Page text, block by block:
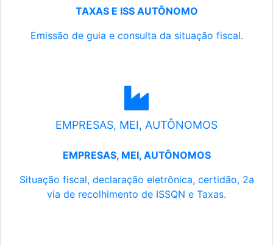
TAXAS E ISS AUTÔNOMO
Emissão de guia e consulta da situação fiscal.
EMPRESAS, MEI, AUTÔNOMOS
EMPRESAS, MEI, AUTÔNOMOS
Situação fiscal, declaração eletrônica, certidão, 2a
via de recolhimento de ISSQN e Taxas.